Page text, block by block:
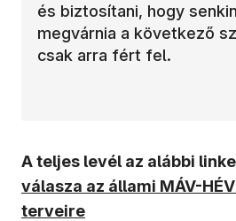
és biztosítani, hogy
megvárnia a következő
csak arra fért fel.
A teljes levél az alábbi
válasza az állami MÁV-
terveire